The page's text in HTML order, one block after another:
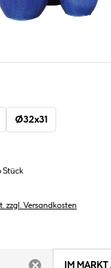
Ø32x31
Stück
zzgl. Versandkosten
IM